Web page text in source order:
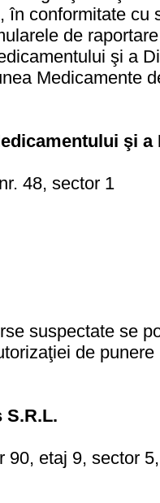
în conformitate cu
de
şi a
Medicamente
şi
48, sector 1
suspectate se
de
S.R.L.
90, etaj 9, sector